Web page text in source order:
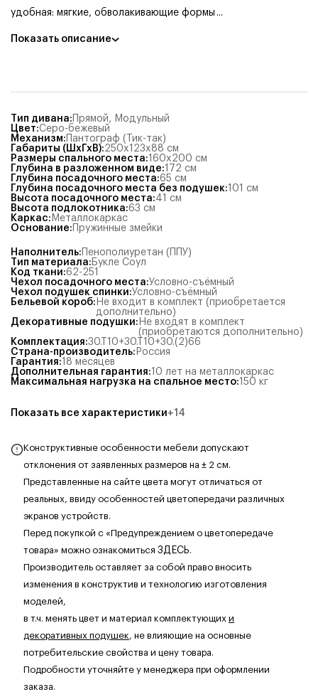
удобная: мягкие, обволакивающие формы ...
Показать описание
Тип дивана: Прямой, Модульный
Цвет:Серо-бежевый
Механизм: Пантограф (Тик-так)
Габариты (ШхГхВ):250x123x88 см
Размеры спального места:160x200 см
Глубина в разложенном виде:172 см
Глубина посадочного места:65 см
Глубина посадочного места без подушек:101
см
Высота посадочного места:41
см
Высота подлокотника:63 см
Каркас: Металлокаркас
Основание: Пружинные змейки
Наполнитель: Пенополиуретан (ППУ)
Тип материала: Букле Соул
Код ткани:62-251
Чехол посадочного места:Условно-съёмный
Чехол подушек спинки:Условно-съёмный
Бельевой короб: Не входит в комплект (приобретается
дополнительно)
Декоративные подушки: Не входят в комплект
(приобретаются дополнительно)
Комплектация:30.Т10+30.Т10+30.(2)66
Страна-производитель: Россия
Гарантия:18 месяцев
Дополнительная гарантия:10 лет на металлокаркас
Максимальная нагрузка на спальное место:150 кг
Показать все характеристики+14
Конструктивные особенности мебели допускают
отклонения от заявленных размеров на ± 2 см.
Представленные на сайте цвета могут отличаться от
реальных, ввиду особенностей цветопередачи различных
экранов устройств.
Перед покупкой с «Предупреждением о цветопередаче
товара» можно ознакомиться ЗДЕСЬ.
Производитель оставляет за собой право вносить
изменения в конструктив и технологию изготовления
моделей,
в т.ч. менять цвет и материал комплектующих и
декоративных подушек, не влияющие на основные
потребительские свойства и цену товара.
Подробности уточняйте у менеджера при оформлении
заказа.